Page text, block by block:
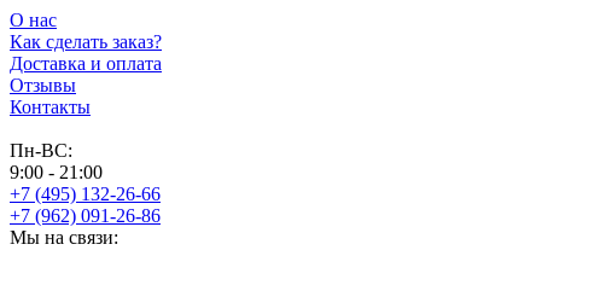
О нас
Как сделать заказ?
Доставка и оплата
Отзывы
Контакты
Пн-ВС:
9:00 - 21:00
+7 (495) 132-26-66
+7 (962) 091-26-86
Мы на связи: